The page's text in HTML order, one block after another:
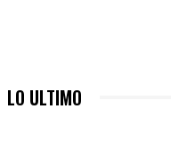
LO ULTIMO